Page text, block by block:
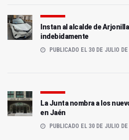
Instan al alcalde de
indebidamente
PUBLICADO EL 30 DE JULIO
La Junta nombra a los
en Jaén
PUBLICADO EL 30 DE JULIO